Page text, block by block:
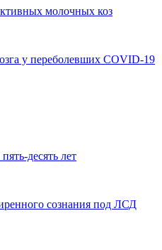
молочных коз
у переболевших COVID-19
десять лет
сознания под ЛСД